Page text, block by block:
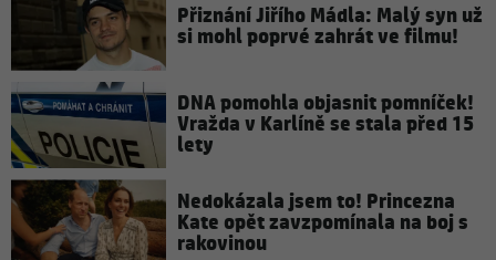
Přiznání Jiřího Mádla: Malý syn už
si mohl poprvé zahrát ve filmu!
DNA pomohla objasnit pomníček!
Vražda v Karlíně se stala před 15
lety
Nedokázala jsem to! Princezna
Kate opět zavzpomínala na boj s
rakovinou